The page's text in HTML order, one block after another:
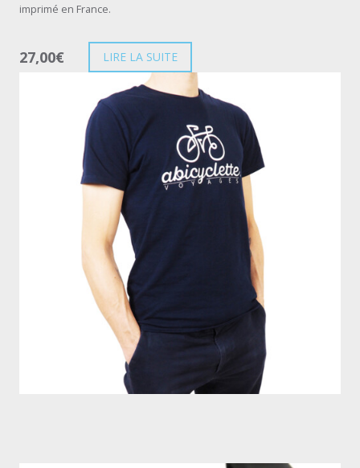
imprimé en France.
27,00€ LIRE LA SUITE